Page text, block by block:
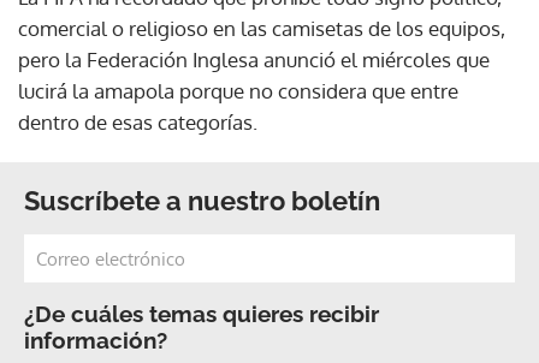
comercial o religioso en las camisetas de los equipos,
pero la Federación Inglesa anunció el miércoles que
lucirá la amapola porque no considera que entre
dentro de esas categorías.
Suscríbete a nuestro boletín
¿De cuáles temas quieres recibir
información?